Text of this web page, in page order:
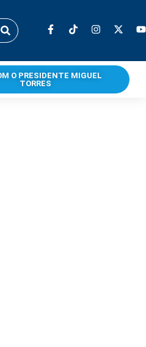
O PRESIDENTE MIGUEL
TORRES